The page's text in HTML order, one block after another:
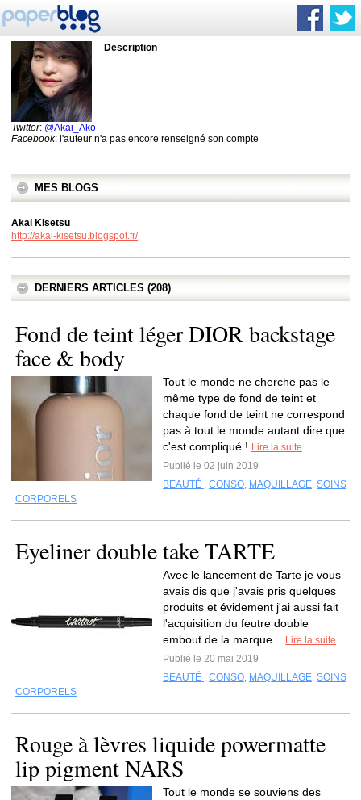
Description
Twitter: @Akai_Ako
Facebook: l'auteur n'a pas encore renseigné son compte
MES BLOGS
Akai Kisetsu
http://akai-kisetsu.blogspot.fr/
DERNIERS ARTICLES (208)
Fond de teint léger DIOR backstage
face & body
Tout le monde ne cherche pas le
même type de fond de teint et
chaque fond de teint ne correspond
pas à tout le monde autant dire que
c'est compliqué ! Lire la suite
Publié le 02 juin 2019
BEAUTÉ , CONSO, MAQUILLAGE, SOINS
CORPORELS
Eyeliner double take TARTE
Avec le lancement de Tarte je vous
avais dis que j'avais pris quelques
produits et évidement j'ai aussi fait
l'acquisition du feutre double
embout de la marque...
Lire la suite
Publié le 20 mai 2019
BEAUTÉ , CONSO, MAQUILLAGE, SOINS
CORPORELS
Rouge à lèvres liquide powermatte
lip pigment NARS
Tout le monde se souviens des